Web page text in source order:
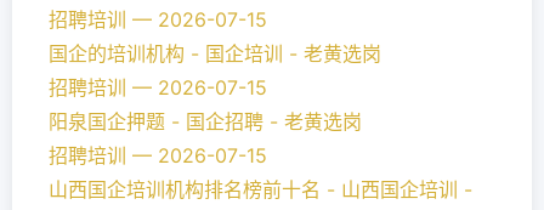
招聘培训 — 2026-07-15
国企的培训机构 - 国企培训 - 老黄选岗
招聘培训 — 2026-07-15
阳泉国企押题 - 国企招聘 - 老黄选岗
招聘培训 — 2026-07-15
山西国企培训机构排名榜前十名 - 山西国企培训 -